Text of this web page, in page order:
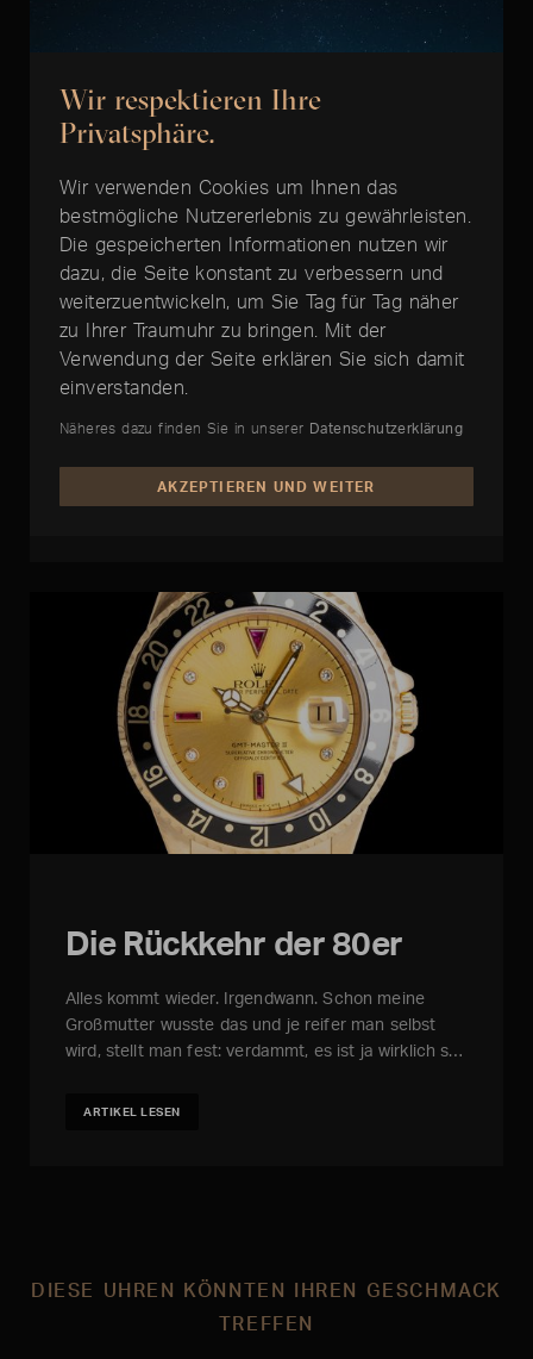
Raketenwissenschaft
Einen kurzen Moment lang hatte ich allen Ernstes
überlegt, diesen kurzen Beitrag mit einer
ARTIKEL LESEN
Die Rückkehr der 80er
Alles kommt wieder. Irgendwann. Schon meine
Großmutter wusste das und je reifer man selbst
wird, stellt man fest: verdammt, es ist ja wirklich s…
ARTIKEL LESEN
DIESE UHREN KÖNNTEN IHREN GESCHMACK
TREFFEN
Wir respektieren Ihre
Privatsphäre.
Wir verwenden Cookies um Ihnen das
bestmögliche Nutzererlebnis zu gewährleisten.
Die gespeicherten Informationen nutzen wir
dazu, die Seite konstant zu verbessern und
weiterzuentwickeln, um Sie Tag für Tag näher
zu Ihrer Traumuhr zu bringen. Mit der
Verwendung der Seite erklären Sie sich damit
einverstanden.
Näheres dazu finden Sie in unserer Datenschutzerklärung
AKZEPTIEREN UND WEITER